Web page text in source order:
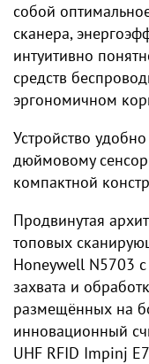
собой
сканера,
интуитивно
средств
эргономичном
Устройство
дюймовому
компактной
Продвинутая
топовых
Honeywell N5703 с
захвата и
размещённых на
инновационный
UHF RFID Impinj